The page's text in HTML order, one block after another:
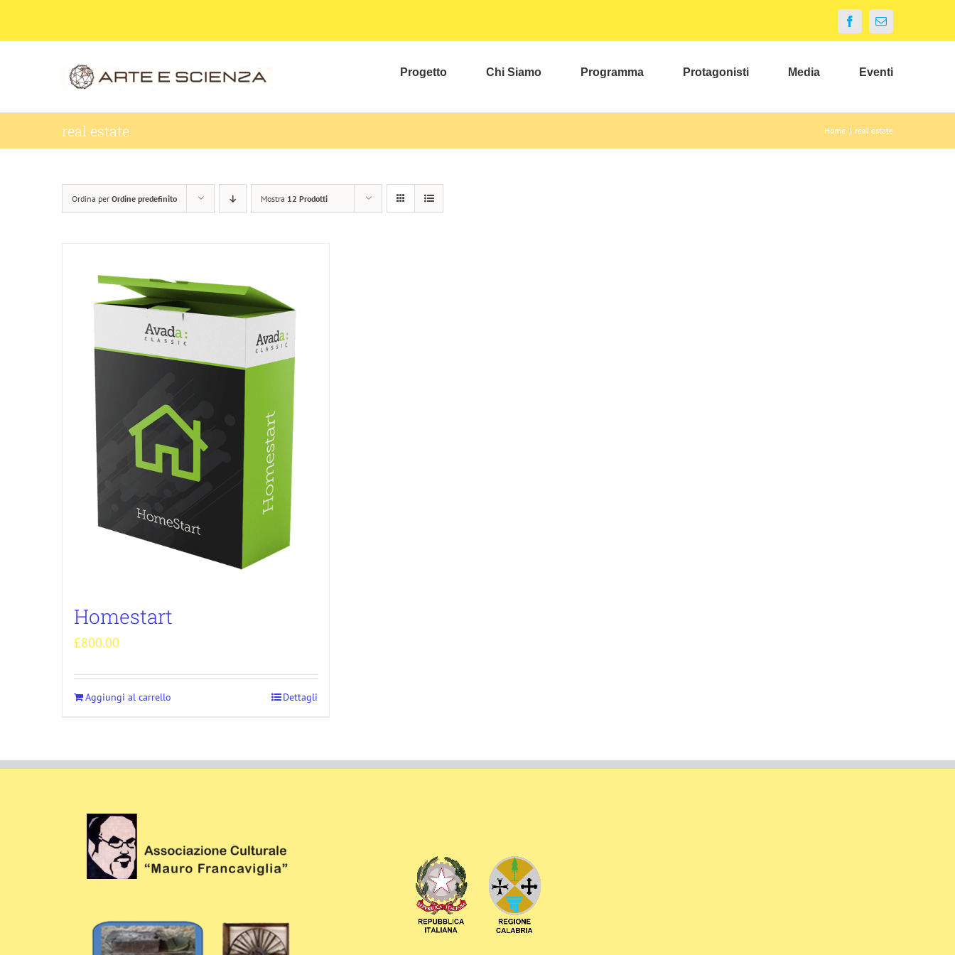
FacebookEmail
Progetto Chi Siamo Programma Protagonisti Media Eventi
real estate Home | real estate
Ordina per Ordine predefinito Mostra 12 Prodotti
Homestart
£800.00
Aggiungi al carrello Dettagli